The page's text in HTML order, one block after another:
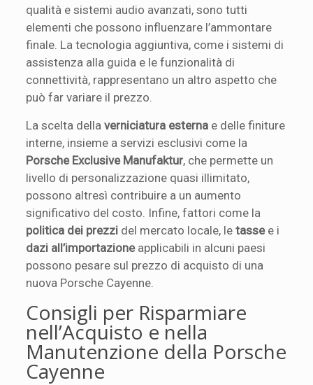
qualità e sistemi audio avanzati, sono tutti
elementi che possono influenzare l’ammontare
finale. La tecnologia aggiuntiva, come i sistemi di
assistenza alla guida e le funzionalità di
connettività, rappresentano un altro aspetto che
può far variare il prezzo.
La scelta dellaverniciatura esterna e delle finiture
interne, insieme a servizi esclusivi come la
Porsche Exclusive Manufaktur, che permette un
livello di personalizzazione quasi illimitato,
possono altresì contribuire a un aumento
significativo del costo. Infine, fattori come la
politica dei prezzi del mercato locale, letassee i
dazi all’importazioneapplicabili in alcuni paesi
possono pesare sul prezzo di acquisto di una
nuova Porsche Cayenne.
Consigli per Risparmiare
nell’Acquisto e nella
Manutenzione della Porsche
Cayenne